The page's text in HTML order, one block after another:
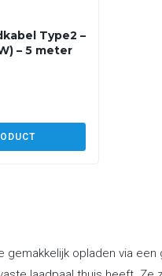
Type2 –
– 5 meter
gemakkelijk opladen via